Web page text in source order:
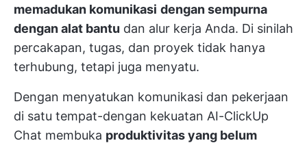
memadukan komunikasi dengan sempurna
dengan alat bantu dan alur kerja Anda. Di sinilah
percakapan, tugas, dan proyek tidak hanya
terhubung, tetapi juga menyatu.
Dengan menyatukan komunikasi dan pekerjaan
di satu tempat-dengan kekuatan AI-ClickUp
Chat membuka produktivitas yang belum